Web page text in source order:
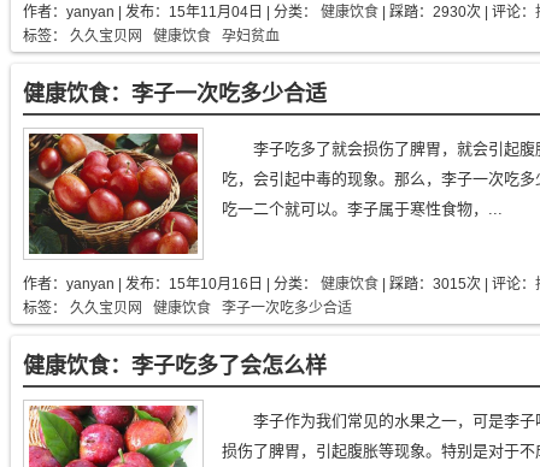
作者： yanyan | 发布： 15年11月04日 | 分类： 健康饮食 | 踩踏：2930次 | 评论：
标签： 久久宝贝网 健康饮食 孕妇贫血
健康饮食：李子一次吃多少合适
李子吃多了就会损伤了脾胃，就会引起
吃，会引起中毒的现象。那么，李子一次吃
吃一二个就可以。李子属于寒性食物，...
作者： yanyan | 发布： 15年10月16日 | 分类： 健康饮食 | 踩踏：3015次 | 评论：
标签： 久久宝贝网 健康饮食 李子一次吃多少合适
健康饮食：李子吃多了会怎么样
李子作为我们常见的水果之一，可是李
损伤了脾胃，引起腹胀等现象。特别是对于